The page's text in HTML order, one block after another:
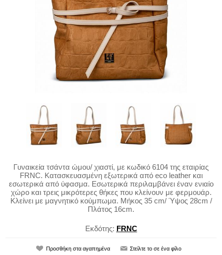
Γυναικεία τσάντα ώμου/ χιαστί, με κωδικό 6104 της εταιρίας
FRNC. Κατασκευασμένη εξωτερικά από eco leather και
εσωτερικά από ύφασμα. Εσωτερικά περιλαμβάνει έναν ενιαίο
χώρο και τρεις μικρότερες θήκες που κλείνουν με φερμουάρ.
Κλείνει με μαγνητικό κούμπωμα. Μήκος 35 cm/ Ύψος 28cm /
Πλάτος 16cm.
Εκδότης: FRNC